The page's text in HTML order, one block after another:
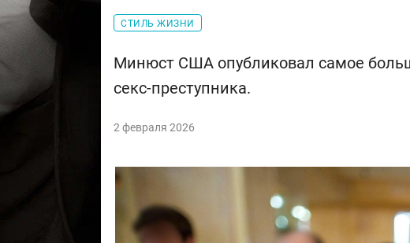
СТИЛЬ ЖИЗНИ
Минюст США опубликовал самое
секс-преступника.
2 февраля 2026